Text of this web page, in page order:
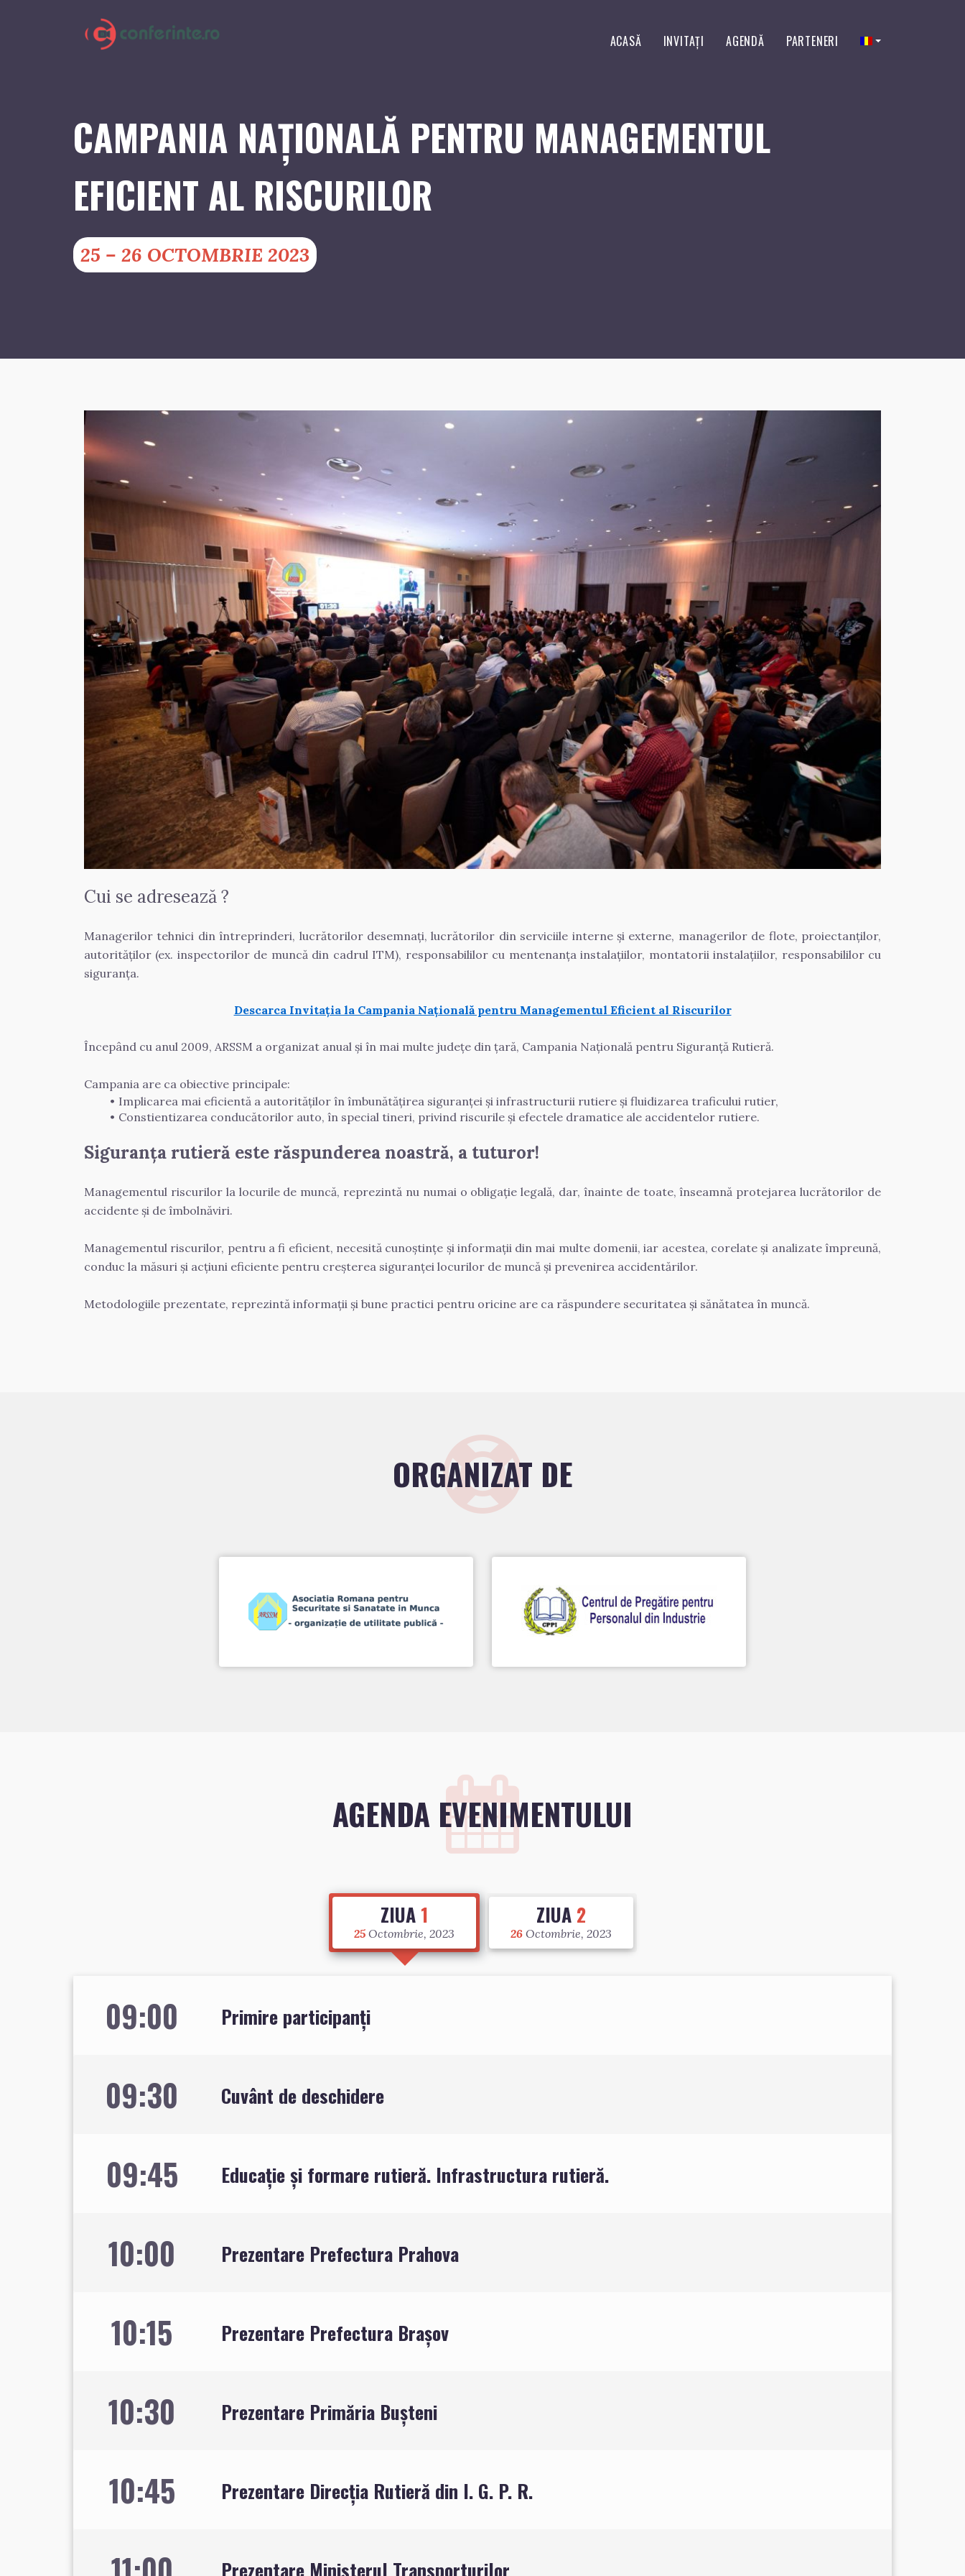
CAMPANIA NAȚIONALĂ PENTRU MANAGEMENTUL
EFICIENT AL RISCURILOR
25 – 26 OCTOMBRIE 2023
Cui se adresează ?
Managerilor tehnici din întreprinderi, lucrătorilor desemnați, lucrătorilor din serviciile interne și externe, managerilor de flote, proiectanților,
autorităților (ex. inspectorilor de muncă din cadrul ITM), responsabililor cu mentenanța instalațiilor, montatorii instalațiilor, responsabililor cu
siguranța.
Descarca Invitația la Campania Națională pentru Managementul Eficient al Riscurilor
Începând cu anul 2009, ARSSM a organizat anual și în mai multe județe din țară, Campania Națională pentru Siguranță Rutieră.
Campania are ca obiective principale:
Implicarea mai eficientă a autorităților în îmbunătățirea siguranței și infrastructurii rutiere și fluidizarea traficului rutier,
Constientizarea conducătorilor auto, în special tineri, privind riscurile și efectele dramatice ale accidentelor rutiere.
Siguranța rutieră este răspunderea noastră, a tuturor!
Managementul riscurilor la locurile de muncă, reprezintă nu numai o obligație legală, dar, înainte de toate, înseamnă protejarea lucrătorilor de
accidente și de îmbolnăviri.
Managementul riscurilor, pentru a fi eficient, necesită cunoștințe și informații din mai multe domenii, iar acestea, corelate și analizate împreună,
conduc la măsuri și acțiuni eficiente pentru creșterea siguranței locurilor de muncă și prevenirea accidentărilor.
Metodologiile prezentate, reprezintă informații și bune practici pentru oricine are ca răspundere securitatea și sănătatea în muncă.
ORGANIZAT DE
AGENDA EVENIMENTULUI
ZIUA 1
25Octombrie, 2023
ZIUA 2
26Octombrie, 2023
09:00 Primire participanți
09:30 Cuvânt de deschidere
09:45 Educație și formare rutieră. Infrastructura rutieră.
10:00 Prezentare Prefectura Prahova
10:15 Prezentare Prefectura Brașov
10:30 Prezentare Primăria Bușteni
10:45 Prezentare Direcţia Rutieră din I. G. P. R.
Prezentare Ministerul Transporturilor
ACASĂ INVITAŢI AGENDĂ PARTENERI